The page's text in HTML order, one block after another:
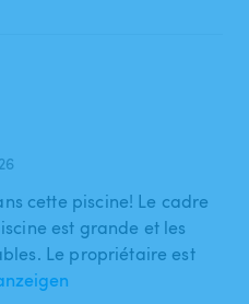
cette piscine! Le cadre
est grande et les
Le propriétaire est